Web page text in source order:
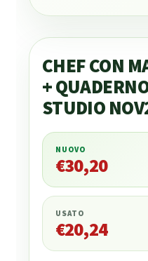
CHEF CON
+
STUDIO
30,20
NUOVO
€30,20
USATO
€20,24